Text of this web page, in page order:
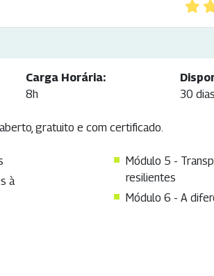
Carga Horária:
8h
30 dias
gratuito e com certificado.
à
Módulo 5 -
resilientes
Módulo 6 - A